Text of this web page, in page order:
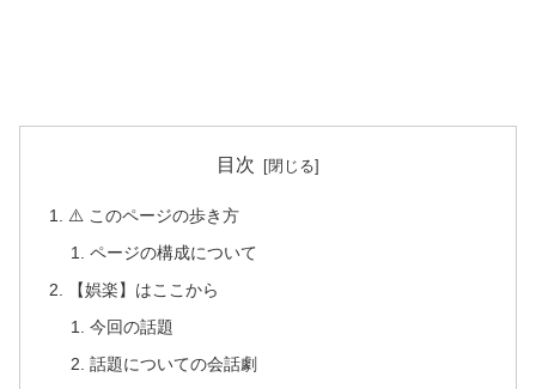
目次
⚠️ このページの歩き方
ページの構成について
【娯楽】はここから
今回の話題
話題についての会話劇